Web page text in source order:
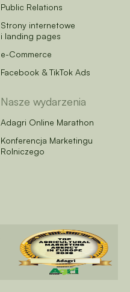
Public Relations
Strony internetowe
i landing pages
e-Commerce
Facebook & TikTok Ads
Nasze wydarzenia
Adagri Online Marathon
Konferencja Marketingu
Rolniczego